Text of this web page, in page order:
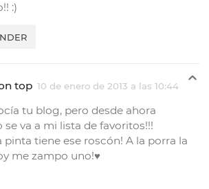
:)
top 10 de enero de 2013 a las 10:44
tu blog, pero desde ahora
va a mi lista de favoritos!!!
pinta tiene ese roscón! A la porra la
me zampo uno!♥